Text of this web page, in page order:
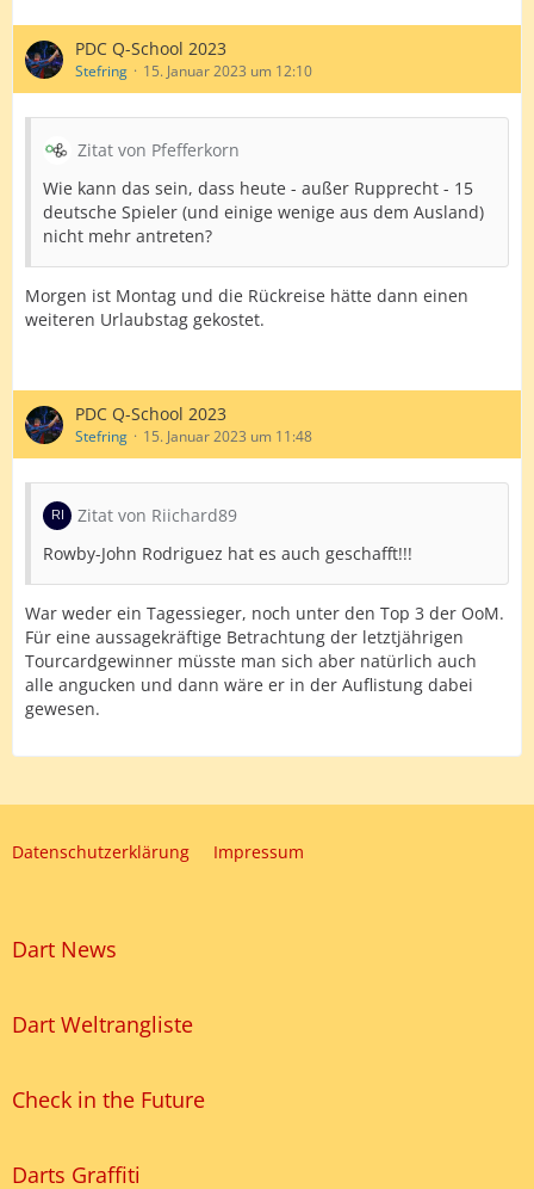
PDC Q-School 2023
Stefring 15. Januar 2023 um 12:10
Zitat von Pfefferkorn
Wie kann das sein, dass heute - außer Rupprecht - 15
deutsche Spieler (und einige wenige aus dem Ausland)
nicht mehr antreten?
Morgen ist Montag und die Rückreise hätte dann einen
weiteren Urlaubstag gekostet.
PDC Q-School 2023
Stefring 15. Januar 2023 um 11:48
Zitat von Riichard89
Rowby-John Rodriguez hat es auch geschafft!!!
War weder ein Tagessieger, noch unter den Top 3 der OoM.
Für eine aussagekräftige Betrachtung der letztjährigen
Tourcardgewinner müsste man sich aber natürlich auch
alle angucken und dann wäre er in der Auflistung dabei
gewesen.
Datenschutzerklärung Impressum
Dart News
Dart Weltrangliste
Check in the Future
Darts Graffiti